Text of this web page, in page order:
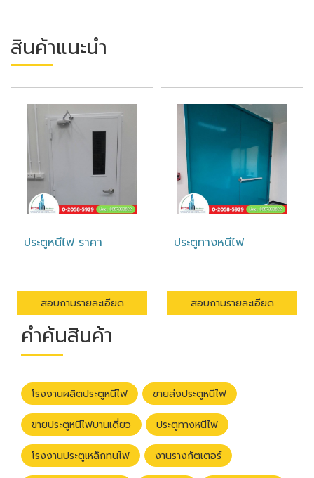
สินค้าแนะนำ
ประตูหนีไฟ ราคา
สอบถามรายละเอียด
ประตูทางหนีไฟ
สอบถามรายละเอียด
คำค้นสินค้า
โรงงานผลิตประตูหนีไฟ ขายส่งประตูหนีไฟ
ขายประตูหนีไฟบานเดี่ยว ประตูทางหนีไฟ
โรงงานประตูเหล็กทนไฟ งานรางกัตเตอร์